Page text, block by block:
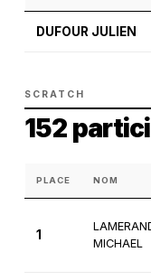
DUFOUR JULIEN
SCRATCH
152
PLACE NOM
1
MICHAEL